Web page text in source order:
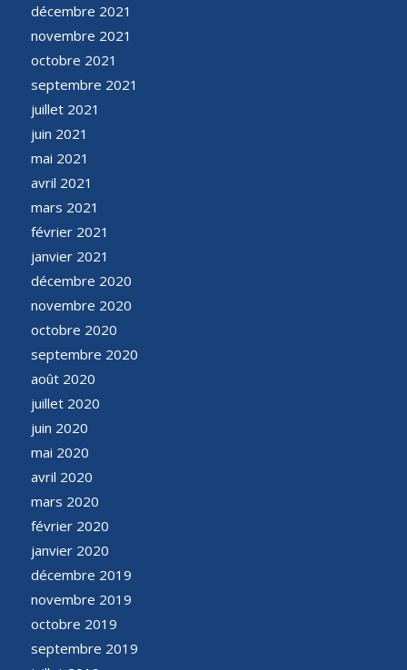
décembre 2021
novembre 2021
octobre 2021
septembre 2021
juillet 2021
juin 2021
mai 2021
avril 2021
mars 2021
février 2021
janvier 2021
décembre 2020
novembre 2020
octobre 2020
septembre 2020
août 2020
juillet 2020
juin 2020
mai 2020
avril 2020
mars 2020
février 2020
janvier 2020
décembre 2019
novembre 2019
octobre 2019
septembre 2019